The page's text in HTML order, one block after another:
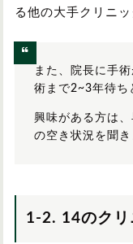
る他の大手クリニ
また、院長に手
術まで2~3年待ち
興味がある方は
の空き状況を聞き
1-2. 14のクリ